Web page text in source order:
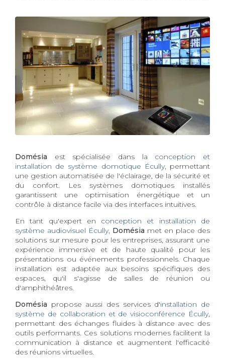
Domésia est spécialisée dans la conception et
installation de système domotique Écully, permettant
une gestion automatisée de l'éclairage, de la sécurité et
du confort. Les systèmes domotiques installés
garantissent une optimisation énergétique et un
contrôle à distance facile via des interfaces intuitives.
En tant qu'expert en conception et installation de
système audiovisuel Écully, Domésia met en place des
solutions sur mesure pour les entreprises, assurant une
expérience immersive et de haute qualité pour les
présentations ou événements professionnels. Chaque
installation est adaptée aux besoins spécifiques des
espaces, qu'il s'agisse de salles de réunion ou
d'amphithéâtres.
Domésia propose aussi des services d'installation de
système de collaboration et de visioconférence Écully,
permettant des échanges fluides à distance avec des
outils performants. Ces solutions modernes facilitent la
communication à distance et augmentent l'efficacité
des réunions virtuelles.